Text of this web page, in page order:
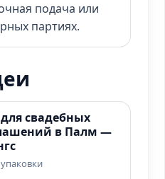
подача или
партиях.
свадебных
в Палм —